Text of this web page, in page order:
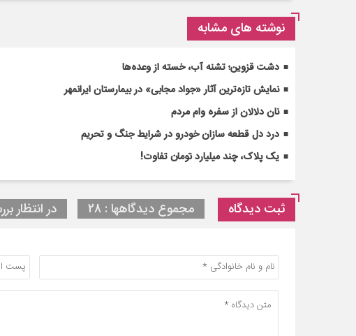
نوشته های مشابه
دشت قزوین؛ تشنه آب، خسته از وعده‌ها
نمایش تازه‌ترین آثار «جواد مجابی» در بیمارستان ایرانمهر
نان دلالان از سفره وام مردم
درد دل قطعه سازان خودرو در شرایط جنگ و تحریم
یک پلاک، چند میلیارد تومان تفاوت!
ثبت دیدگاه مجموع دیدگاهها : 28 در انتظار